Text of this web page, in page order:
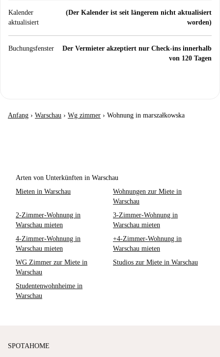
Kalender
aktualisiert
(Der Kalender ist seit längerem nicht aktualisiert
worden)
Buchungsfenster
Der Vermieter akzeptiert nur Check-ins innerhalb
von 120 Tagen
Anfang › Warschau › Wg zimmer › Wohnung in marszałkowska
Arten von Unterkünften in Warschau
Mieten in Warschau
Wohnungen zur Miete in
Warschau
2-Zimmer-Wohnung in
Warschau mieten
3-Zimmer-Wohnung in
Warschau mieten
4-Zimmer-Wohnung in
Warschau mieten
+4-Zimmer-Wohnung in
Warschau mieten
WG Zimmer zur Miete in
Warschau
Studios zur Miete in Warschau
Studentenwohnheime in
Warschau
SPOTAHOME